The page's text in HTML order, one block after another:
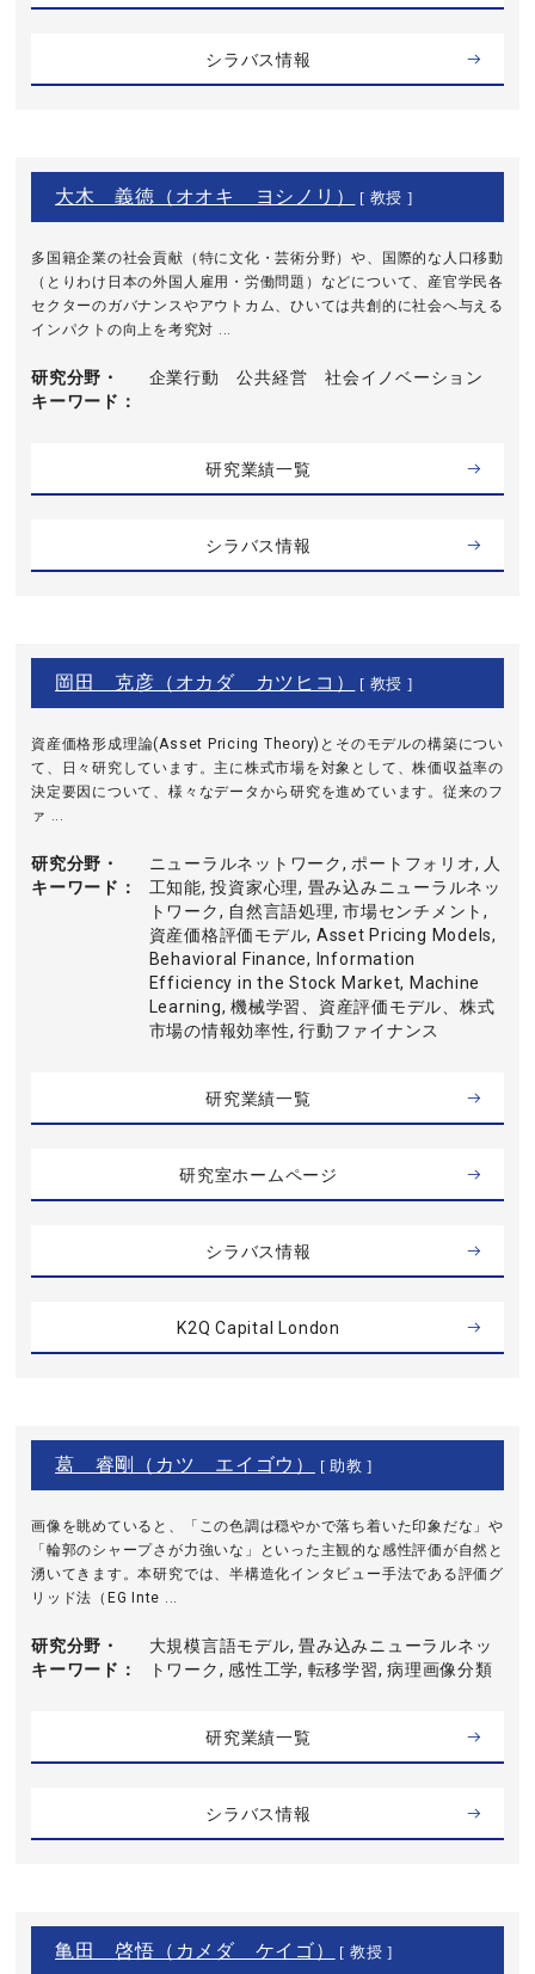
シラバス情報
大木 義徳（オオキ ヨシノリ） [ 教授 ]
多国籍企業の社会貢献（特に文化・芸術分野）や、国際的な人口移動
（とりわけ日本の外国人雇用・労働問題）などについて、産官学民各
セクターのガバナンスやアウトカム、ひいては共創的に社会へ与える
インパクトの向上を考究対 ...
研究分野・
キーワード
企業行動 公共経営 社会イノベーション
研究業績一覧
シラバス情報
岡田 克彦（オカダ カツヒコ） [ 教授 ]
資産価格形成理論(Asset Pricing Theory)とそのモデルの構築につい
て、日々研究しています。主に株式市場を対象として、株価収益率の
決定要因について、様々なデータから研究を進めています。従来のフ
ァ ...
研究分野・
キーワード
ニューラルネットワーク, ポートフォリオ, 人
工知能, 投資家心理, 畳み込みニューラルネッ
トワーク, 自然言語処理, 市場センチメント,
資産価格評価モデル, Asset Pricing Models,
Behavioral Finance, Information
Efficiency in the Stock Market, Machine
Learning, 機械学習、資産評価モデル、株式
市場の情報効率性, 行動ファイナンス
研究業績一覧
研究室ホームページ
シラバス情報
K2Q Capital London
葛 睿剛（カツ エイゴウ） [ 助教 ]
画像を眺めていると、「この色調は穏やかで落ち着いた印象だな」や
「輪郭のシャープさが力強いな」といった主観的な感性評価が自然と
湧いてきます。本研究では、半構造化インタビュー手法である評価グ
リッド法（EG Inte ...
研究分野・
キーワード
大規模言語モデル, 畳み込みニューラルネッ
トワーク, 感性工学, 転移学習, 病理画像分類
研究業績一覧
シラバス情報
亀田 啓悟（カメダ ケイゴ） [ 教授 ]